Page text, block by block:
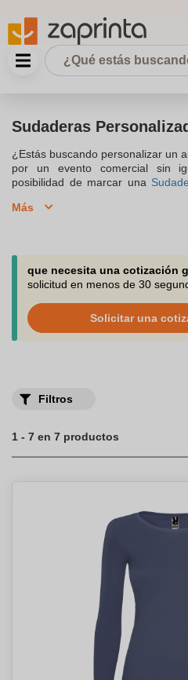
Sudaderas
¿Estás buscando personalizar un
por un evento comercial sin
posibilidad de marcar una
sudadera personalizada para
asesoramiento a través de
Más
que necesita una cotización
solicitud en menos de 30
Solicitar una
Filtros
1 - 7 en 7 productos